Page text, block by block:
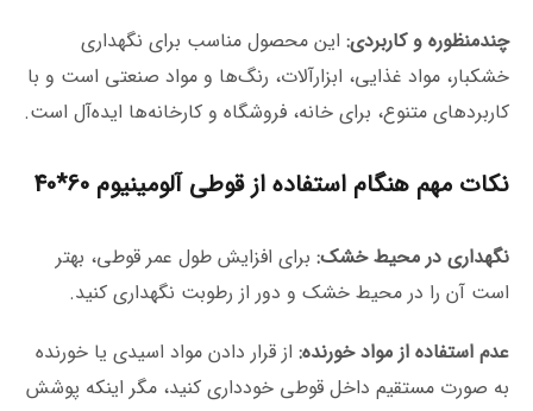
چندمنظوره و کاربردی: این محصول مناسب برای نگهداری
خشکبار، مواد غذایی، ابزارآلات، رنگ‌ها و مواد صنعتی است و با
کاربردهای متنوع، برای خانه، فروشگاه و کارخانه‌ها ایده‌آل است.
نکات مهم هنگام استفاده از قوطی آلومینیوم 60*40
نگهداری در محیط خشک: برای افزایش طول عمر قوطی، بهتر
است آن را در محیط خشک و دور از رطوبت نگهداری کنید.
عدم استفاده از مواد خورنده: از قرار دادن مواد اسیدی یا خورنده
به صورت مستقیم داخل قوطی خودداری کنید، مگر اینکه پوشش